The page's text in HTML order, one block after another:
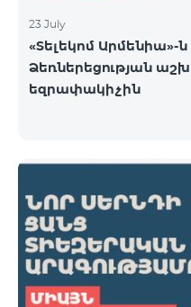
23 July
«Տելեկոմ Արմենիա»-ն
Ձեռներեցության
եզրափակիչին